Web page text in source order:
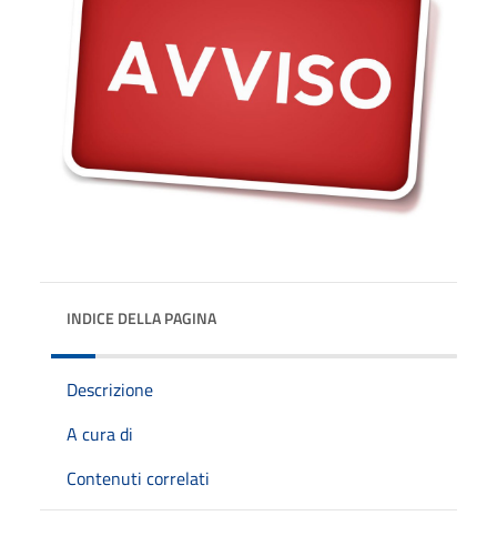
INDICE DELLA PAGINA
Descrizione
A cura di
Contenuti correlati